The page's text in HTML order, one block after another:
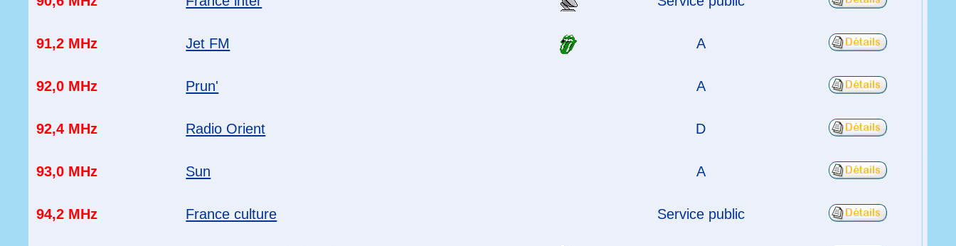
91,2 MHz Jet FM A
92,0 MHz Prun' A
92,4 MHz Radio Orient D
93,0 MHz Sun A
94,2 MHz France culture Service public